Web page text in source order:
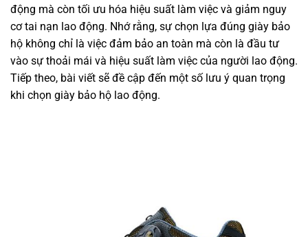
động mà còn tối ưu hóa hiệu suất làm việc và giảm nguy
cơ tai nạn lao động. Nhớ rằng, sự chọn lựa đúng giày bảo
hộ không chỉ là việc đảm bảo an toàn mà còn là đầu tư
vào sự thoải mái và hiệu suất làm việc của người lao động.
Tiếp theo, bài viết sẽ đề cập đến một số lưu ý quan trọng
khi chọn giày bảo hộ lao động.